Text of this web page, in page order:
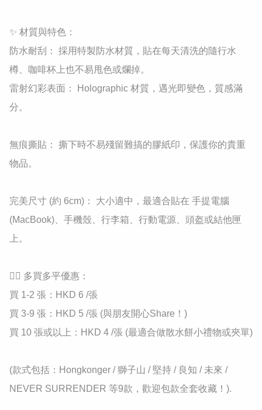
✨ 材質與特色：
防水耐刮： 採用特製防水材質，貼在每天清洗的隨行水
樽、咖啡杯上也不易甩色或爛掉。
雷射幻彩表面： Holographic 材質，遇光即變色，質感滿
分。
無痕撕貼： 撕下時不易殘留難搞的膠紙印，保護你的貴重
物品。
完美尺寸 (約 6cm)： 大小適中，最適合貼在 手提電腦
(MacBook)、手機殼、行李箱、行動電源、頭盔或結他匣
上。
👉🏻 多買多平優惠：
買 1-2 張：HKD 6 /張
買 3-9 張：HKD 5 /張 (與朋友開心Share！)
買 10 張或以上：HKD 4 /張 (最適合做散水餅小禮物或夾單)
(款式包括：Hongkonger / 獅子山 / 堅持 / 良知 / 未來 /
NEVER SURRENDER 等9款，歡迎包款全套收藏！).